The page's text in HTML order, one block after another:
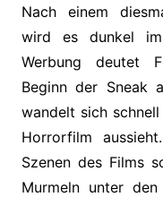
Nach einem
wird es dunkel
Werbung deutet
Beginn der Sneak
wandelt sich
Horrorfilm
Szenen des Films
Murmeln unter den